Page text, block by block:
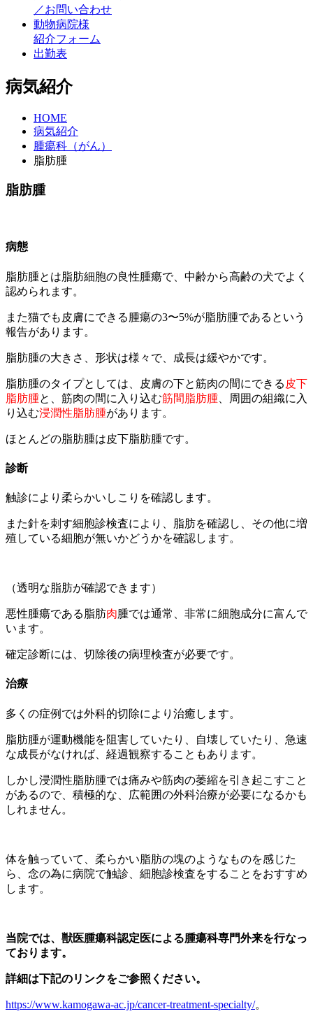
／お問い合わせ
動物病院様
紹介フォーム
出勤表
病気紹介
HOME
病気紹介
腫瘍科（がん）
脂肪腫
脂肪腫
病態
脂肪腫とは脂肪細胞の良性腫瘍で、中齢から高齢の犬でよく
認められます。
また猫でも皮膚にできる腫瘍の3〜5%が脂肪腫であるという
報告があります。
脂肪腫の大きさ、形状は様々で、成長は緩やかです。
脂肪腫のタイプとしては、皮膚の下と筋肉の間にできる 皮下
脂肪腫と、筋肉の間に入り込む筋間脂肪腫 、周囲の組織に入
り込む浸潤性脂肪腫があります。
ほとんどの脂肪腫は皮下脂肪腫です。
診断
触診により柔らかいしこりを確認します。
また針を刺す細胞診検査により、脂肪を確認し、その他に増
殖している細胞が無いかどうかを確認します。
（透明な脂肪が確認できます）
悪性腫瘍である脂肪肉腫では通常、非常に細胞成分に富んで
います。
確定診断には、切除後の病理検査が必要です。
治療
多くの症例では外科的切除により治癒します。
脂肪腫が運動機能を阻害していたり、自壊していたり、急速
な成長がなければ、経過観察することもあります。
しかし浸潤性脂肪腫では痛みや筋肉の萎縮を引き起こすこと
があるので、積極的な、広範囲の外科治療が必要になるかも
しれません。
体を触っていて、柔らかい脂肪の塊のようなものを感じた
ら、念の為に病院で触診、細胞診検査をすることをおすすめ
します。
当院では、獣医腫瘍科認定医による腫瘍科専門外来を行なっ
ております。
詳細は下記のリンクをご参照ください。
https://www.kamogawa-ac.jp/cancer-treatment-specialty/。